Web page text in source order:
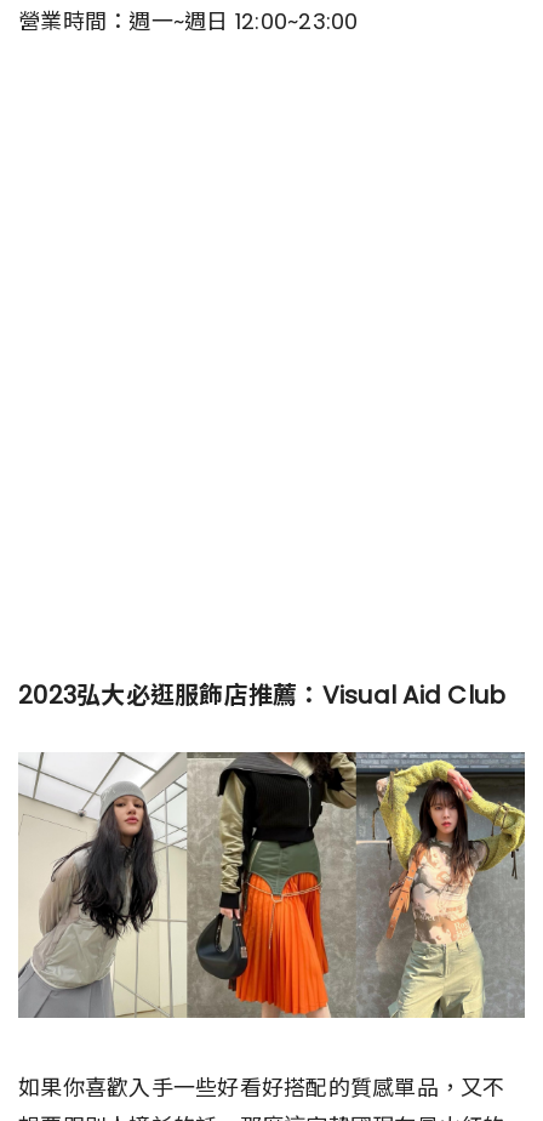
營業時間：週一~週日 12:00~23:00
2023弘大必逛服飾店推薦：Visual Aid Club
如果你喜歡入手一些好看好搭配的質感單品，又不